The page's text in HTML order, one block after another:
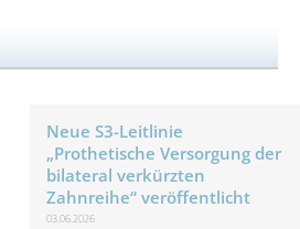
Neue S3-Leitlinie
„Prothetische Versorgung der
bilateral verkürzten
Zahnreihe“ veröffentlicht
03.06.2026